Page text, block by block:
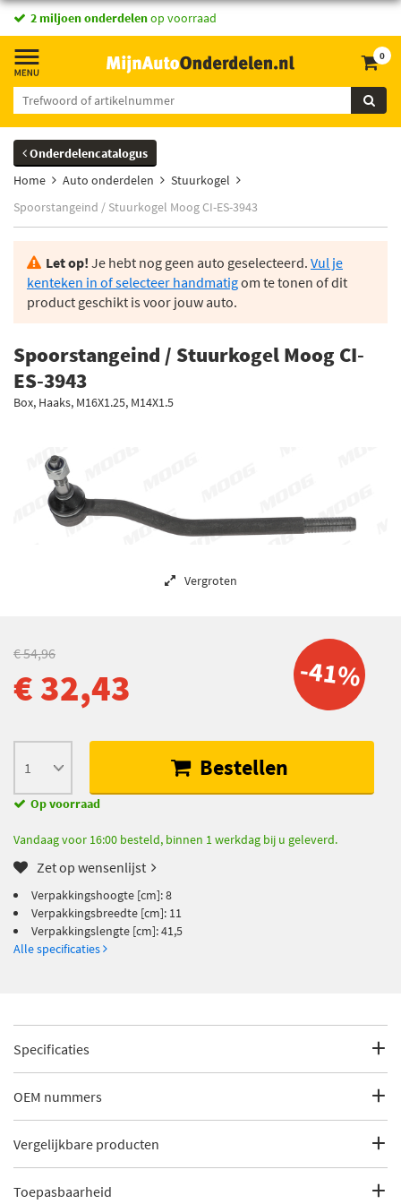
2 miljoen onderdelenop voorraad
0
Onderdelencatalogus
Home
Auto onderdelen
Stuurkogel
Spoorstangeind / Stuurkogel Moog CI-ES-3943
Let op! Je hebt nog geen auto geselecteerd. Vul je
kenteken in of selecteer handmatigom te tonen of dit
product geschikt is voor jouw auto.
Spoorstangeind / Stuurkogel Moog CI-
ES-3943
Box, Haaks, M16X1.25, M14X1.5
Vergroten
-41%
€ 54,96
€ 32,43
Bestellen
Op voorraad
Vandaag voor 16:00 besteld, binnen 1 werkdag bij u geleverd.
Zet op wensenlijst
Verpakkingshoogte [cm]: 8
Verpakkingsbreedte [cm]: 11
Verpakkingslengte [cm]: 41,5
Alle specificaties
Specificaties
Fabrikantcode
Categorie
Stuurkogel
Bekijk meer
OEM nummers
Citroën
Vergelijkbare producten
SKF VKDY 313052
Toepasbaarheid